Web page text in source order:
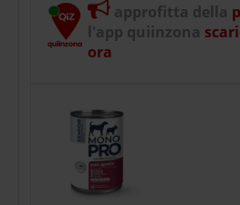
approfitta della
l'app quiinzona
ora